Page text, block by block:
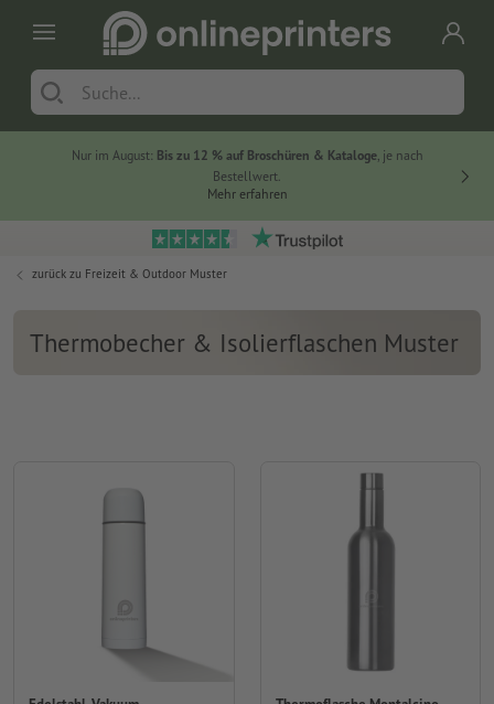
Nur im August: Bis zu 12 % auf Broschüren & Kataloge, je nach
Bestellwert.
Mehr erfahren
zurück zu Freizeit & Outdoor Muster
Thermobecher & Isolierflaschen Muster